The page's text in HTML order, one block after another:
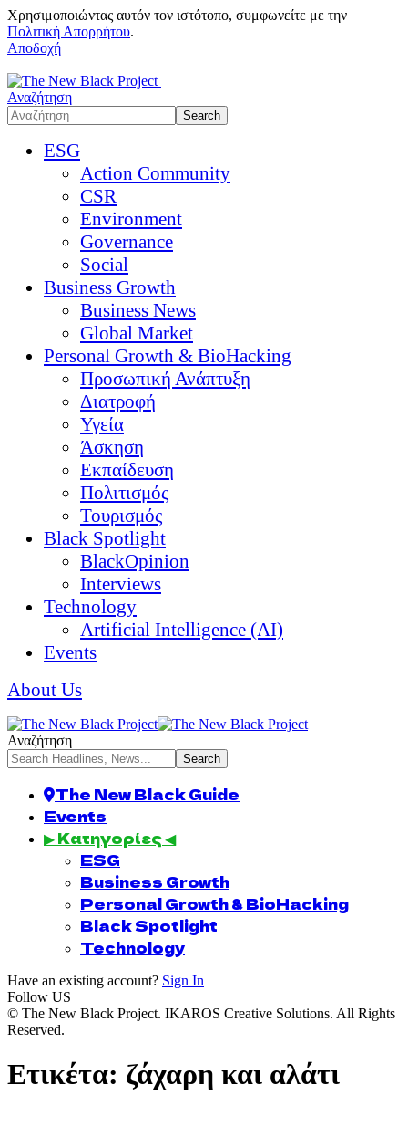
Χρησιμοποιώντας αυτόν τον ιστότοπο, συμφωνείτε με την
Πολιτική Απορρήτου.
Αποδοχή
Αναζήτηση
ESG
Action Community
CSR
Environment
Governance
Social
Business Growth
Business News
Global Market
Personal Growth & BioHacking
Προσωπική Ανάπτυξη
Διατροφή
Υγεία
Άσκηση
Εκπαίδευση
Πολιτισμός
Τουρισμός
Black Spotlight
BlackOpinion
Interviews
Technology
Artificial Intelligence (AI)
Events
About Us
Αναζήτηση
The New Black Guide
Events
▶ Κατηγορίες ◀
ESG
Business Growth
Personal Growth & BioHacking
Black Spotlight
Technology
Have an existing account? Sign In
Follow US
© The New Black Project. IKAROS Creative Solutions. All Rights
Reserved.
Ετικέτα: ζάχαρη και αλάτι